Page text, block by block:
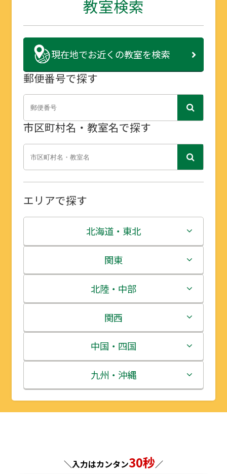
教室検索
現在地でお近くの教室を検索
郵便番号で探す
市区町村名・教室名で探す
エリアで探す
北海道・東北
北海道
青森県
岩手県
宮城県
秋田県
山形県
関東
茨城県
栃木県
群馬県
埼玉県
千葉県
神奈川県
北陸・中部
新潟県
富山県
石川県
福井県
長野県
関西
三重県
滋賀県
京都府
兵庫県
中国・四国
鳥取県
島根県
広島県
九州・沖縄
福岡県
長崎県
＼入力はカンタン30秒／